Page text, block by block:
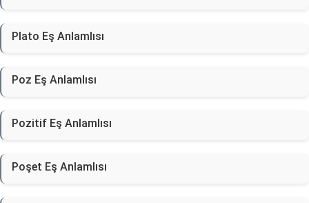
Plato Eş Anlamlısı
Poz Eş Anlamlısı
Pozitif Eş Anlamlısı
Poşet Eş Anlamlısı